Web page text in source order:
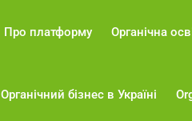
Про платформу Органічна
Органічний бізнес в Україні